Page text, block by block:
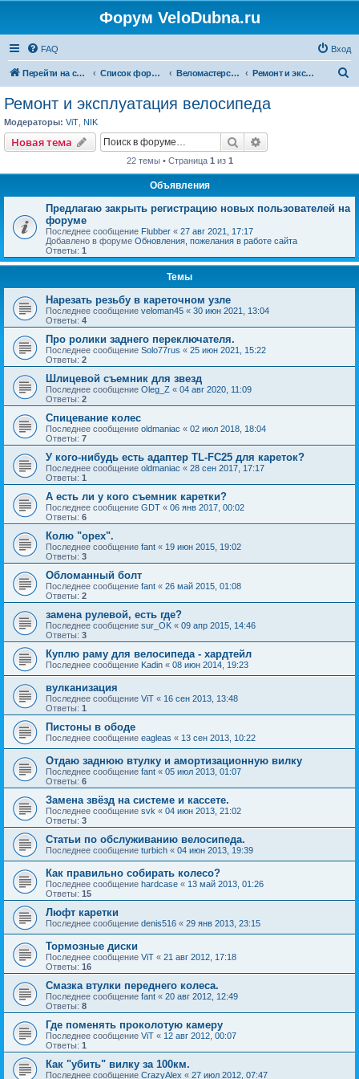
Форум VeloDubna.ru
FAQ Вход
Перейти на сайт Список форумов Веломастерская Ремонт и эксплуатация велосипеда
Ремонт и эксплуатация велосипеда
Модераторы: ViT NIK
Новая тема Поиск
22 темы • Страница 1 из 1
Объявления
Предлагаю закрыть регистрацию новых пользователей на
форуме
Последнее сообщение Flubber « 27 авг 2021, 17:17
Добавлено в форуме Обновления, пожелания в работе сайта
Ответы: 1
Темы
Нарезать резьбу в кареточном узле
Последнее сообщение veloman45 « 30 июн 2021, 13:04
Ответы: 4
Про ролики заднего переключателя.
Последнее сообщение Solo77rus « 25 июн 2021, 15:22
Ответы: 2
Шлицевой съемник для звезд
Последнее сообщение Oleg_Z « 04 авг 2020, 11:09
Ответы: 2
Спицевание колес
Последнее сообщение oldmaniac « 02 июл 2018, 18:04
Ответы: 7
У кого-нибудь есть адаптер TL-FC25 для кареток?
Последнее сообщение oldmaniac « 28 сен 2017, 17:17
Ответы: 1
А есть ли у кого съемник каретки?
Последнее сообщение GDT « 06 янв 2017, 00:02
Ответы: 6
Колю "орех".
Последнее сообщение fant « 19 июн 2015, 19:02
Ответы: 3
Обломанный болт
Последнее сообщение fant « 26 май 2015, 01:08
Ответы: 2
замена рулевой, есть где?
Последнее сообщение sur_OK « 09 апр 2015, 14:46
Ответы: 3
Куплю раму для велосипеда - хардтейл
Последнее сообщение Kadin « 08 июн 2014, 19:23
вулканизация
Последнее сообщение ViT « 16 сен 2013, 13:48
Ответы: 1
Пистоны в ободе
Последнее сообщение eagleas « 13 сен 2013, 10:22
Отдаю заднюю втулку и амортизационную вилку
Последнее сообщение fant « 05 июл 2013, 01:07
Ответы: 6
Замена звёзд на системе и кассете.
Последнее сообщение svk « 04 июн 2013, 21:02
Ответы: 3
Статьи по обслуживанию велосипеда.
Последнее сообщение turbich « 04 июн 2013, 19:39
Как правильно собирать колесо?
Последнее сообщение hardcase « 13 май 2013, 01:26
Ответы: 15
Люфт каретки
Последнее сообщение denis516 « 29 янв 2013, 23:15
Тормозные диски
Последнее сообщение ViT « 21 авг 2012, 17:18
Ответы: 16
Смазка втулки переднего колеса.
Последнее сообщение fant « 20 авг 2012, 12:49
Ответы: 8
Где поменять проколотую камеру
Последнее сообщение ViT « 12 авг 2012, 00:07
Ответы: 1
Как "убить" вилку за 100км.
Последнее сообщение CrazyAlex « 27 июл 2012, 07:47